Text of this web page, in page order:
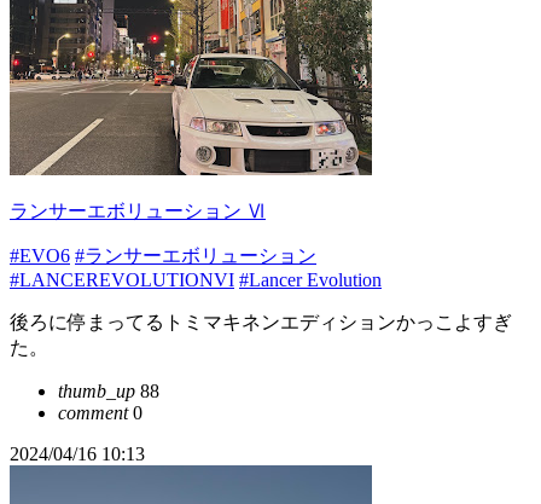
ランサーエボリューション Ⅵ
#EVO6 #ランサーエボリューション
#LANCEREVOLUTIONVI #Lancer Evolution
後ろに停まってるトミマキネンエディションかっこよすぎ
た。
thumb_up 88
comment0
2024/04/16 10:13